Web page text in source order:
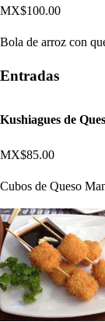
MX$100.00
Bola de arroz con
Entradas
Kushiagues de
MX$85.00
Cubos de Queso